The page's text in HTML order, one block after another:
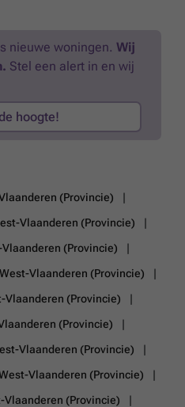
nieuwe woningen. Wij
Stel een alert in en wij
hoogte!
(Provincie)
Vlaanderen (Provincie)
(Provincie)
Vlaanderen (Provincie)
Vlaanderen (Provincie)
(Provincie)
Vlaanderen (Provincie)
Vlaanderen (Provincie)
Vlaanderen (Provincie)